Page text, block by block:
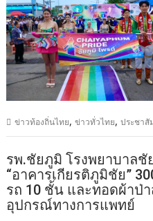
ข่าวท้องถิ่นไทย,ข่าวทั่วไทย,ประชา
รพ.ชัยภูมิ โรงพยาบาล
“อาคารเกียรติภูมิชัย”
รถ 10 ชั้น และทอดผ้าป่
อุปกรณ์ทางการแพทย์